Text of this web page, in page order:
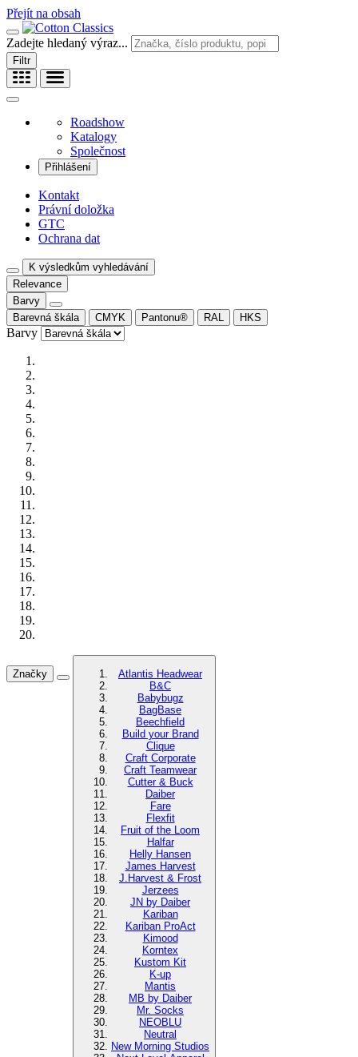
Přejít na obsah
Zadejte hledaný výraz...
Filtr
Roadshow
Katalogy
Společnost
Přihlášení
Kontakt
Právní doložka
GTC
Ochrana dat
K výsledkům vyhledávání
Relevance
Barvy
Barevná škála
CMYK Pantonu® RAL HKS
Barvy
Značky
Atlantis Headwear
B&C
Babybugz
BagBase
Beechfield
Build your Brand
Clique
Craft Corporate
Craft Teamwear
Cutter & Buck
Daiber
Fare
Flexfit
Fruit of the Loom
Halfar
Helly Hansen
James Harvest
J.Harvest & Frost
Jerzees
JN by Daiber
Kariban
Kariban ProAct
Kimood
Korntex
Kustom Kit
K-up
Mantis
MB by Daiber
Mr. Socks
NEOBLU
Neutral
New Morning Studios